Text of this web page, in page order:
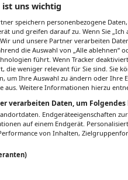
uns wichtig
speichern personenbezogene
und greifen darauf zu. Wenn Sie
und unsere Partner verarbeiten
die Auswahl von „Alle
führt. Wenn Tracker
die weniger relevant für Sie sind. Sie
um Ihre Auswahl zu ändern oder
aus. Weitere Informationen hierzu
verarbeiten Daten, um
Endgeräteeigenschaften
auf einem Endgerät.
von Inhalten,